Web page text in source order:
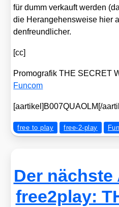
für dumm ver­kauft wer­den
die Her­an­ge­hens­wei­se hier
den­freund­li­cher.
[cc]
Pro­mo­gra­fik THE SECRET
Fun­com
[aartikel]B007QUAOLM[/
free to play free-2-play
Der
free2play: